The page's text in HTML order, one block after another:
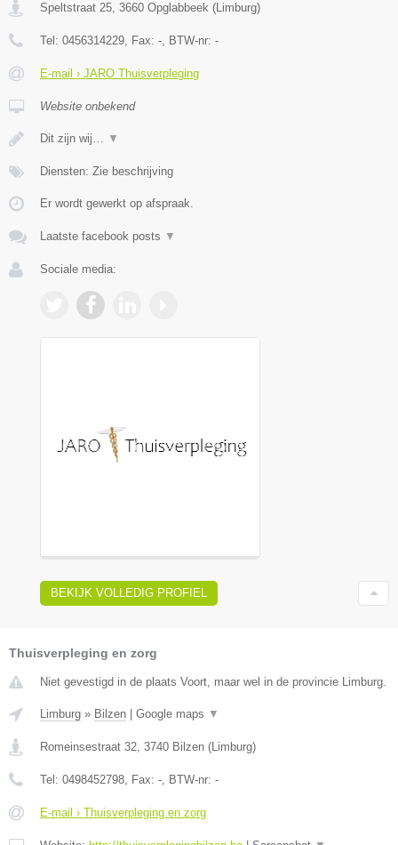
Speltstraat 25, 3660 Opglabbeek (Limburg)
Tel: 0456314229, Fax: -, BTW-nr: -
E-mail › JARO Thuisverpleging
Website onbekend
Dit zijn wij… ▼
Diensten: Zie beschrijving
Er wordt gewerkt op afspraak.
Laatste facebook posts ▼
Sociale media:
BEKIJK VOLLEDIG PROFIEL
Thuisverpleging en zorg
Niet gevestigd in de plaats Voort, maar wel in de provincie Limburg.
Limburg » Bilzen Google maps ▼
Romeinsestraat 32, 3740 Bilzen (Limburg)
Tel: 0498452798, Fax: -, BTW-nr: -
E-mail › Thuisverpleging en zorg